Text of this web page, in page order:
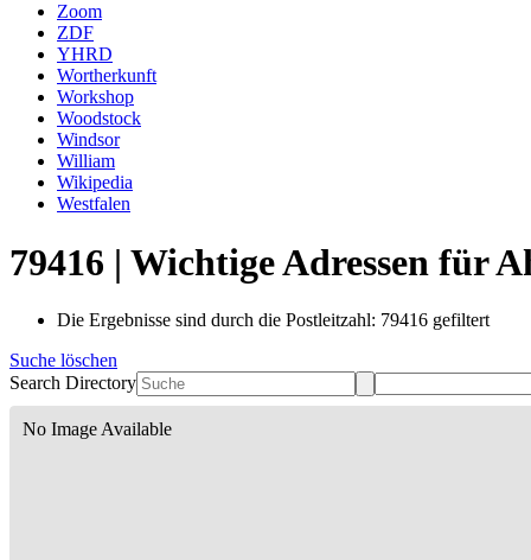
Zoom
ZDF
YHRD
Wortherkunft
Workshop
Woodstock
Windsor
William
Wikipedia
Westfalen
79416 | Wichtige Adressen für
Die Ergebnisse sind durch die Postleitzahl: 79416 gefiltert
Suche löschen
Search Directory
No Image Available